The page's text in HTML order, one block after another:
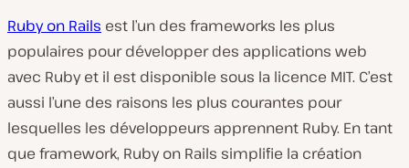
Ruby on Rails est l’un des frameworks les plus
populaires pour développer des applications web
avec Ruby et il est disponible sous la licence MIT. C’est
aussi l’une des raisons les plus courantes pour
lesquelles les développeurs apprennent Ruby. En tant
que framework, Ruby on Rails simplifie la création